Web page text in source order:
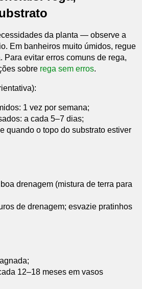
da planta — observe a
Em banheiros muito úmidos, regue
Para evitar erros comuns de rega,
sobre rega sem erros.
1 vez por semana;
a cada 5–7 dias;
quando o topo do substrato estiver
drenagem (mistura de terra para
de drenagem; esvazie pratinhos
12–18 meses em vasos